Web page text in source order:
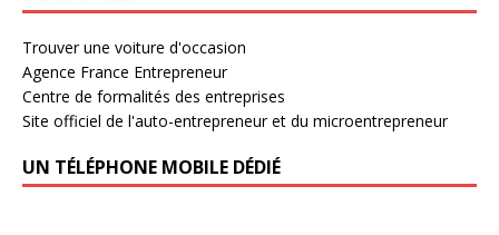
Trouver une voiture d'occasion
Agence France Entrepreneur
Centre de formalités des entreprises
Site officiel de l'auto-entrepreneur et du microentrepreneur
UN TÉLÉPHONE MOBILE DÉDIÉ